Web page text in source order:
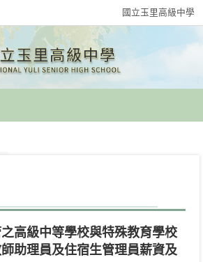
國立玉里高級中學
高級中等學校與特殊教育學校
助理員及住宿生管理員薪資及